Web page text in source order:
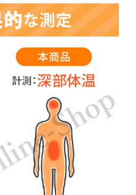
が加わると故障の原因
感じたら直ちに使用